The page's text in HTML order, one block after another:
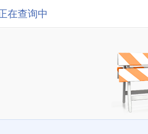
在查询中